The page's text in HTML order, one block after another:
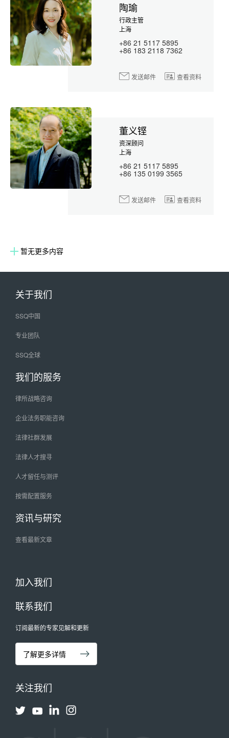
陶瑜
行政主管
上海
+86 21 5117 5895
+86 183 2118 7362
发送邮件 查看资料
董义铿
资深顾问
上海
+86 21 5117 5895
+86 135 0199 3565
发送邮件 查看资料
暂无更多内容
关于我们
SSQ中国
专业团队
SSQ全球
我们的服务
律所战略咨询
企业法务职能咨询
法律社群发展
法律人才搜寻
人才留任与测评
按需配置服务
资讯与研究
查看最新文章
加入我们
联系我们
订阅最新的专家见解和更新
了解更多详情
关注我们